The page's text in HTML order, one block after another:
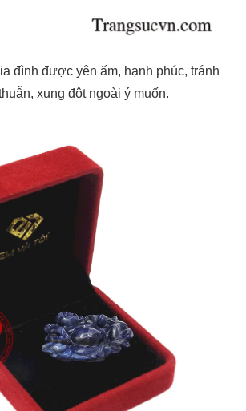
đình được yên ấm, hạnh phúc, tránh
xung đột ngoài ý muốn.